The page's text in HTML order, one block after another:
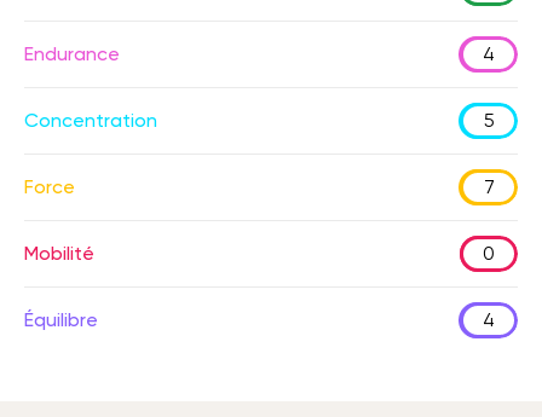
Endurance 4
Concentration 5
Force 7
Mobilité 0
Équilibre 4